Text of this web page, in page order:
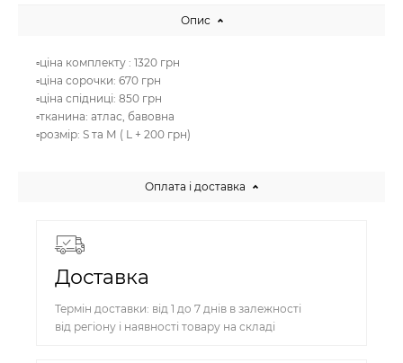
Опис
▫️ціна комплекту : 1320 грн
▫️ціна сорочки: 670 грн
▫️ціна спідниці: 850 грн
▫️тканина: атлас, бавовна
▫️розмір: S та М ( L + 200 грн)
Оплата і доставка
Доставка
Термін доставки: від 1 до 7 днів в залежності
від регіону і наявності товару на складі